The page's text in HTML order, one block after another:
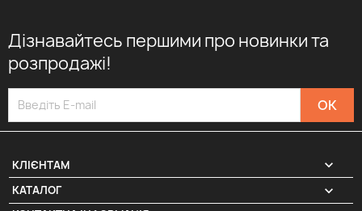
Дізнавайтесь першими про новинки та
розпродажі!
КЛІЄНТАМ 
КАТАЛОГ 